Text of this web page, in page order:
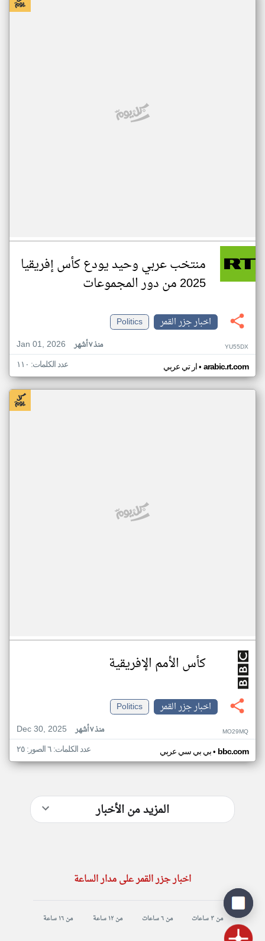
منتخب عربي وحيد يودع كأس إفريقيا
2025 من دور المجموعات
اخبار جزر القمر
Politics
Jan 01, 2026
منذ ٧ أشهر YU55DX
ار تي عربي• arabic.rt.com عدد الكلمات: ١١٠
كأس الأمم الإفريقية
اخبار جزر القمر
Politics
Dec 30, 2025
منذ ٧ أشهر MO29MQ
بي بي سي عربي• bbc.com عدد الكلمات: ٦ الصور: ٢٥
المزيد من الأخبار
اخبار جزر القمر على مدار الساعة
من ٣ ساعات من ٦ ساعات من ١٢ ساعة من ١٦ ساعة